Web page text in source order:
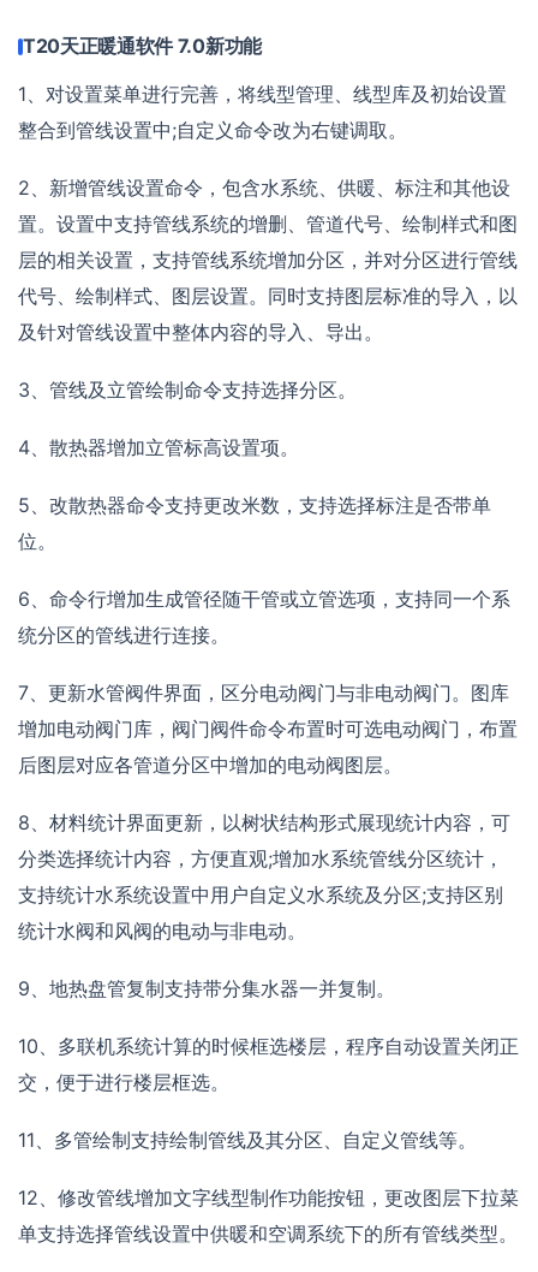
T20天正暖通软件 7.0新功能
1、对设置菜单进行完善，将线型管理、线型库及初始设置
整合到管线设置中;自定义命令改为右键调取。
2、新增管线设置命令，包含水系统、供暖、标注和其他设
置。设置中支持管线系统的增删、管道代号、绘制样式和图
层的相关设置，支持管线系统增加分区，并对分区进行管线
代号、绘制样式、图层设置。同时支持图层标准的导入，以
及针对管线设置中整体内容的导入、导出。
3、管线及立管绘制命令支持选择分区。
4、散热器增加立管标高设置项。
5、改散热器命令支持更改米数，支持选择标注是否带单
位。
6、命令行增加生成管径随干管或立管选项，支持同一个系
统分区的管线进行连接。
7、更新水管阀件界面，区分电动阀门与非电动阀门。图库
增加电动阀门库，阀门阀件命令布置时可选电动阀门，布置
后图层对应各管道分区中增加的电动阀图层。
8、材料统计界面更新，以树状结构形式展现统计内容，可
分类选择统计内容，方便直观;增加水系统管线分区统计，
支持统计水系统设置中用户自定义水系统及分区;支持区别
统计水阀和风阀的电动与非电动。
9、地热盘管复制支持带分集水器一并复制。
10、多联机系统计算的时候框选楼层，程序自动设置关闭正
交，便于进行楼层框选。
11、多管绘制支持绘制管线及其分区、自定义管线等。
12、修改管线增加文字线型制作功能按钮，更改图层下拉菜
单支持选择管线设置中供暖和空调系统下的所有管线类型。